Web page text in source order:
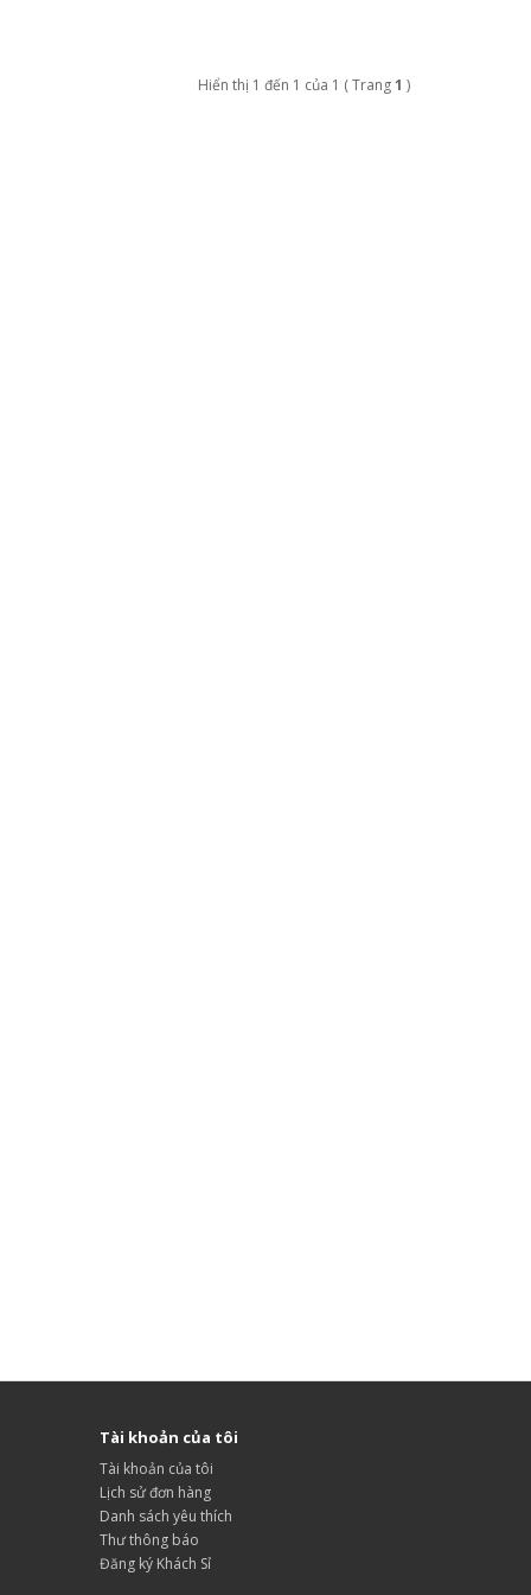
Hiển thị 1 đến 1 của 1 ( Trang1 )
Tài khoản của tôi
Tài khoản của tôi
Lịch sử đơn hàng
Danh sách yêu thích
Thư thông báo
Đăng ký Khách Sỉ